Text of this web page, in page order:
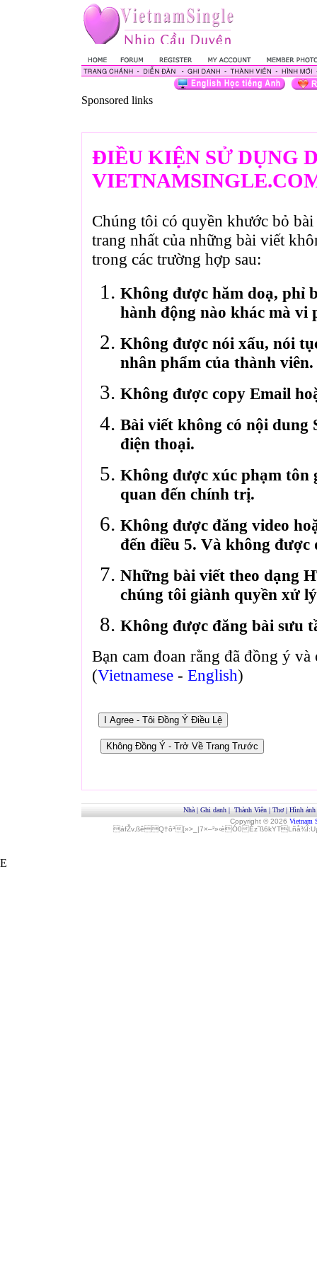
Sponsored links
ĐIỀU KIỆN SỬ DỤNG
Chúng tôi có quyền khước bỏ
trang nhất của những bài viết
trong các trường hợp sau:
Không được hăm doạ, phỉ
hành động nào khác mà vi
Không được nói xấu, nói
nhân phẩm của thành viên.
Không được copy Email
Bài viết không có nội dung
điện thoại.
Không được xúc phạm tôn
quan đến chính trị.
Không được đăng video
đến điều 5. Và không
Những bài viết theo dạng
chúng tôi giành quyền xử
Không được đăng bài sưu
Bạn cam đoan rằng đã đồng ý
(Vietnamese - English)
Nhà | Ghi danh | Thành Viên | Thơ| Hình ảnh
Copyright © 2026 Vietnam
áfŽv‚ßêQ†ôª[»>_|7×–²»‹èÓ0
E